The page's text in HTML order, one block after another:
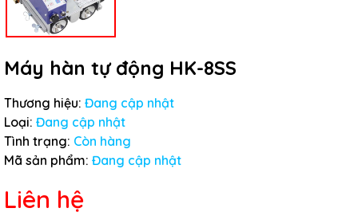
Máy hàn tự động HK-8SS
Thương hiệu: Đang cập nhật
Loại: Đang cập nhật
Tình trạng: Còn hàng
Mã sản phẩm: Đang cập nhật
Liên hệ